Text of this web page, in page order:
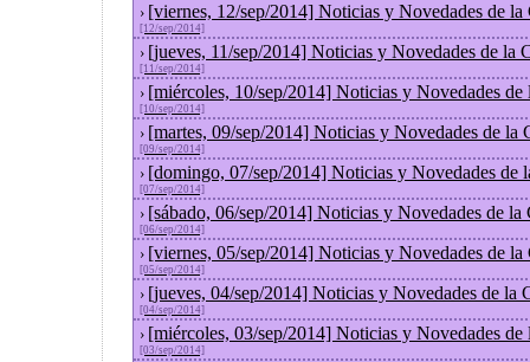
› [viernes, 12/sep/2014] Noticias y Novedades de la
[12/sep/2014]
› [jueves, 11/sep/2014] Noticias y Novedades de la
[11/sep/2014]
› [miércoles, 10/sep/2014] Noticias y Novedades de
[10/sep/2014]
› [martes, 09/sep/2014] Noticias y Novedades de la
[09/sep/2014]
› [domingo, 07/sep/2014] Noticias y Novedades de
[07/sep/2014]
› [sábado, 06/sep/2014] Noticias y Novedades de la
[06/sep/2014]
› [viernes, 05/sep/2014] Noticias y Novedades de la
[05/sep/2014]
› [jueves, 04/sep/2014] Noticias y Novedades de la
[04/sep/2014]
› [miércoles, 03/sep/2014] Noticias y Novedades de
[03/sep/2014]